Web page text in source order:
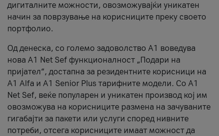
дигиталните можности, овозможувајќи уникатен
начин за поврзување на корисниците преку своето
портфолио.
Од денеска, со големо задоволство А1 воведува
нова A1 Net Sef функционалност „Подари на
пријател“, достапна за резидентните корисници на
А1 Alfa и A1 Senior Plus тарифните модели. Со A1
Net Sef, веќе популарен и уникатен производ кој им
овозможува на корисниците размена на зачуваните
гигабајти за пакети или услуги според нивните
потреби, отсега корисниците имаат можност да